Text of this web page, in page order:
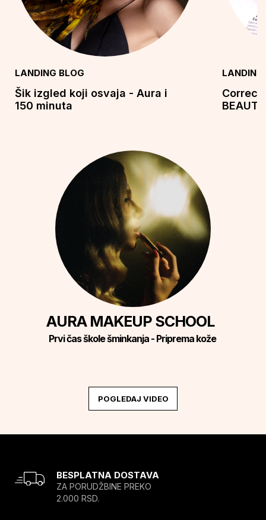
LANDING BLOG
Šik izgled koji osvaja - Aura i
150 minuta
LANDING
Correct
AURA MAKEUP SCHOOL
Prvi čas škole šminkanja - Priprema kože
POGLEDAJ VIDEO
BESPLATNA DOSTAVA
ZA PORUDŽBINE PREKO
2.000 RSD.